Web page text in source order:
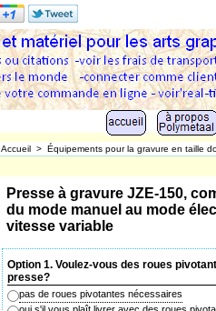
Accueil > Équipements pour la gravure en taille
Presse à gravure JZE-150,
du mode manuel au mode
vitesse variable
Option 1. Voulez-vous des roues
presse?
pas de roues pivotantes nécessaires